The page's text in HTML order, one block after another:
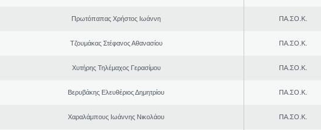
Πρωτόπαπας Χρήστος Ιωάννη ΠΑ.ΣΟ.Κ.
Τζουμάκας Στέφανος Αθανασίου ΠΑ.ΣΟ.Κ.
Χυτήρης Τηλέμαχος Γερασίμου ΠΑ.ΣΟ.Κ.
Βερυβάκης Ελευθέριος Δημητρίου ΠΑ.ΣΟ.Κ.
Χαραλάμπους Ιωάννης Νικολάου ΠΑ.ΣΟ.Κ.